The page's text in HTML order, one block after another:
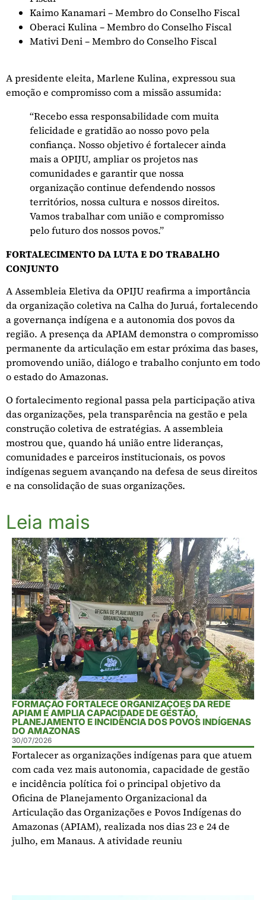
Kaimo Kanamari – Membro do Conselho Fiscal
Oberaci Kulina – Membro do Conselho Fiscal
Mativi Deni – Membro do Conselho Fiscal
A presidente eleita, Marlene Kulina, expressou sua
emoção e compromisso com a missão assumida:
“Recebo essa responsabilidade com muita
felicidade e gratidão ao nosso povo pela
confiança. Nosso objetivo é fortalecer ainda
mais a OPIJU, ampliar os projetos nas
comunidades e garantir que nossa
organização continue defendendo nossos
territórios, nossa cultura e nossos direitos.
Vamos trabalhar com união e compromisso
pelo futuro dos nossos povos.”
FORTALECIMENTO DA LUTA E DO TRABALHO
CONJUNTO
A Assembleia Eletiva da OPIJU reafirma a importância
da organização coletiva na Calha do Juruá, fortalecendo
a governança indígena e a autonomia dos povos da
região. A presença da APIAM demonstra o compromisso
permanente da articulação em estar próxima das bases,
promovendo união, diálogo e trabalho conjunto em todo
o estado do Amazonas.
O fortalecimento regional passa pela participação ativa
das organizações, pela transparência na gestão e pela
construção coletiva de estratégias. A assembleia
mostrou que, quando há união entre lideranças,
comunidades e parceiros institucionais, os povos
indígenas seguem avançando na defesa de seus direitos
e na consolidação de suas organizações.
Leia mais
FORMAÇÃO FORTALECE ORGANIZAÇÕES DA REDE
APIAM E AMPLIA CAPACIDADE DE GESTÃO,
PLANEJAMENTO E INCIDÊNCIA DOS POVOS INDÍGENAS
DO AMAZONAS
30/07/2026
Fortalecer as organizações indígenas para que atuem
com cada vez mais autonomia, capacidade de gestão
e incidência política foi o principal objetivo da
Oficina de Planejamento Organizacional da
Articulação das Organizações e Povos Indígenas do
Amazonas (APIAM), realizada nos dias 23 e 24 de
julho, em Manaus. A atividade reuniu